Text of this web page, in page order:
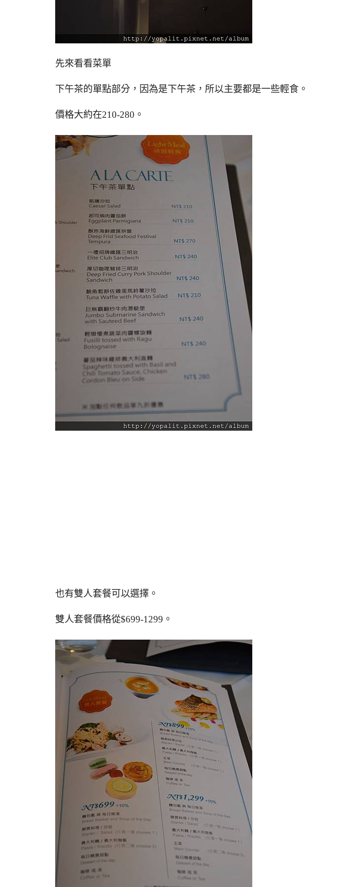
先來看看菜單
下午茶的單點部分，因為是下午茶，所以主要都是一些輕食。
價格大約在210-280。
也有雙人套餐可以選擇。
雙人套餐價格從$699-1299。